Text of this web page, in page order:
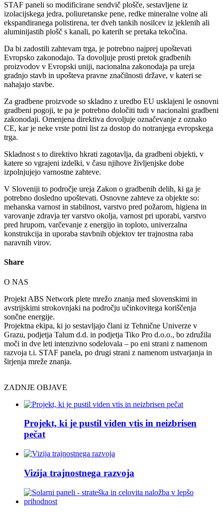
STAF paneli so modificirane sendvič plošče, sestavljene iz
izolacijskega jedra, poliuretanske pene, redke mineralne volne ali
ekspandiranega polistirena, ter dveh tankih nosilcev iz jeklenih ali
aluminijastih plošč s kanali, po katerih se pretaka tekočina.
Da bi zadostili zahtevam trga, je potrebno najprej upoštevati
Evropsko zakonodajo. Ta dovoljuje prosti pretok gradbenih
proizvodov v Evropski uniji, nacionalna zakonodaja pa ureja
gradnjo stavb in upošteva pravne značilnosti države, v kateri se
nahajajo stavbe.
Za gradbene proizvode so skladno z uredbo EU usklajeni le osnovni
gradbeni pogoji, te pa je potrebno določiti tudi v nacionalni gradbeni
zakonodaji. Omenjena direktiva dovoljuje označevanje z oznako
CE, kar je neke vrste potni list za dostop do notranjega evropskega
trga.
Skladnost s to direktivo hkrati zagotavlja, da gradbeni objekti, v
katere so vgrajeni izdelki, v času njihove življenjske dobe
izpolnjujejo varnostne zahteve.
V Sloveniji to področje ureja Zakon o gradbenih delih, ki ga je
potrebno dosledno upoštevati. Osnovne zahteve za objekte so:
mehanska varnost in stabilnost, varstvo pred požarom, higiena in
varovanje zdravja ter varstvo okolja, varnost pri uporabi, varstvo
pred hrupom, varčevanje z energijo in toploto, univerzalna
konstrukcija in uporaba stavbnih objektov ter trajnostna raba
naravnih virov.
Share
O NAS
Projekt ABS Network plete mrežo znanja med slovenskimi in
avstrijskimi strokovnjaki na področju učinkovitega koriščenja
sončne energije.
Projektna ekipa, ki jo sestavljajo člani iz Tehnične Univerze v
Grazu, podjetja Talum d.d. in podjetja Tiko Pro d.o.o., bo združila
moči in dve leti intenzivno sodelovala – po eni strani z namenom
razvoja t.i. STAF panela, po drugi strani z namenom ustvarjanja in
širjenja mreže znanja.
ZADNJE OBJAVE
Projekt, ki je pustil viden vtis in neizbrisen
pečat
Vizija trajnostnega razvoja